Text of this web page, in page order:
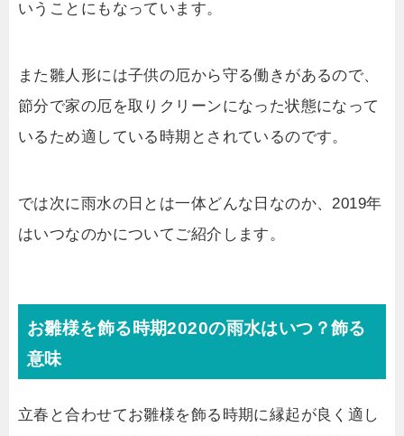
いうことにもなっています。
また雛人形には子供の厄から守る働きがあるので、
節分で家の厄を取りクリーンになった状態になって
いるため適している時期とされているのです。
では次に雨水の日とは一体どんな日なのか、2019年
はいつなのかについてご紹介します。
お雛様を飾る時期2020の雨水はいつ？飾る
意味
立春と合わせてお雛様を飾る時期に縁起が良く適し